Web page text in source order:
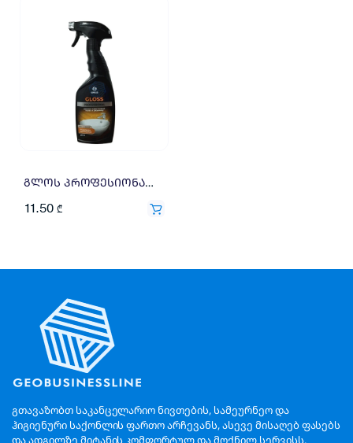
გლოს პროფესიონალი 600მლ
11.50 ₾
გთავაზობთ საკანცელარიო ნივთების, სამეურნეო და
ჰიგიენური საქონლის ფართო არჩევანს, ასევე მისაღებ ფასებს
და ადგილზე მიტანის კომფორტულ და მოქნილ სერვისს.